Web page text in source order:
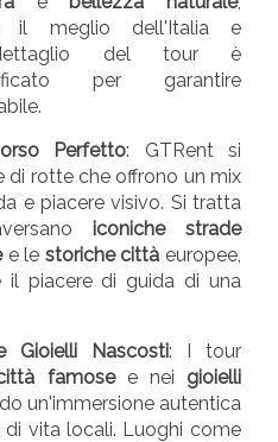
il meglio dell'Italia e
del tour è
per garantire
Perfetto: GTRent si
di rotte che offrono un mix
e piacere visivo. Si tratta
iconiche strade
e le storiche città europee,
il piacere di guida di una
Nascosti: I tour
famosee nei gioielli
un'immersione autentica
vita locali. Luoghi come